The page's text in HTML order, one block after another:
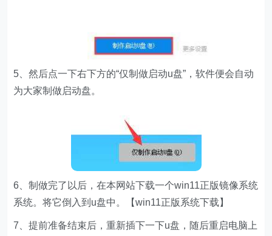
5、然后点一下右下方的“仅制做启动u盘”，软件便会自动
为大家制做启动盘。
6、制做完了以后，在本网站下载一个win11正版镜像系统
系统。将它倒入到u盘中。【win11正版系统下载】
7、提前准备结束后，重新插下一下u盘，随后重启电脑上